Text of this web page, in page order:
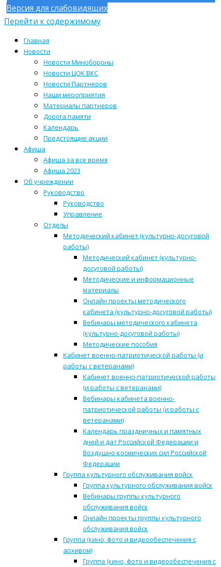
Версия для слабовидящих
Перейти к содержимому
Главная
Новости
Новости Минобороны
Новости ЦОК ВКС
Новости Партнеров
Наши мероприятия
Материалы партнеров
Дорога памяти
Календарь
Предстоящие акции
Афиша
Афиша за все время
Афиша 2023
Об учреждении
Руководство
Руководство
Управление
Отделы
Методический кабинет (культурно-досуговой
работы)
Методический кабинет (культурно-
досуговой работы)
Методические и информационные
материалы
Онлайн проекты методического
кабинета (культурно-досуговой работы)
Вебинары методического кабинета
(культурно-досуговой работы)
Методические пособия
Кабинет военно-патриотической работы (и
работы с ветеранами)
Кабинет военно-патриотической работы
(и работы с ветеранами)
Вебинары кабинета военно-
патриотической работы (и работы с
ветеранами)
Календарь праздничных и памятных
дней и дат Российской Федерации и
Воздушно-космических сил Российской
Федерации
Группа культурного обслуживания войск
Группа культурного обслуживания войск
Вебинары группы культурного
обслуживания войск
Онлайн проекты группы культурного
обслуживания войск
Группа (кино, фото и видеообеспечения с
архивом)
Группа (кино, фото и видеообеспечения с